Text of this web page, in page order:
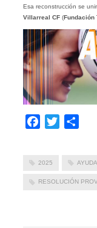
Esa reconstrucción se
Villarreal CF(Fundación
Facebook
Twitter
2025
RESOLUCIÓN